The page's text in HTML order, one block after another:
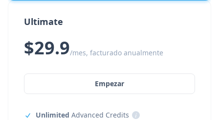
Ultimate
$29.9/mes, facturado anualmente
Empezar
Unlimited Advanced Credits
i